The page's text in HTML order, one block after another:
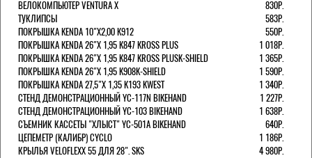
ВЕЛОКОМПЬЮТЕР VENTURA Х
830Р.
ТУКЛИПСЫ
583Р.
ПОКРЫШКА KENDA 10"Х2,00 K912
550Р.
ПОКРЫШКА KENDA 26"Х 1,95 K847 KROSS PLUS
1 018Р.
ПОКРЫШКА KENDA 26"Х 1,95 K847 KROSS PLUSK-SHIELD
1 365Р.
ПОКРЫШКА KENDA 26"Х 1,95 K908K-SHIELD
1 590Р.
ПОКРЫШКА KENDA 27,5"Х 1,35 K193 KWEST
1 340Р.
СТЕНД ДЕМОНСТРАЦИОННЫЙ YC-117N BIKEHAND
1 227Р.
СТЕНД ДЕМОНСТРАЦИОННЫЙ YC-103 BIKEHAND
1 638Р.
СЪЕМНИК КАССЕТЫ "ХЛЫСТ" YC-501A BIKEHAND
640Р.
ЦЕПЕМЕТР (КАЛИБР) CYCLO
1 186Р.
КРЫЛЬЯ VELOFLEXX 55 ДЛЯ 28". SKS
4 980Р.